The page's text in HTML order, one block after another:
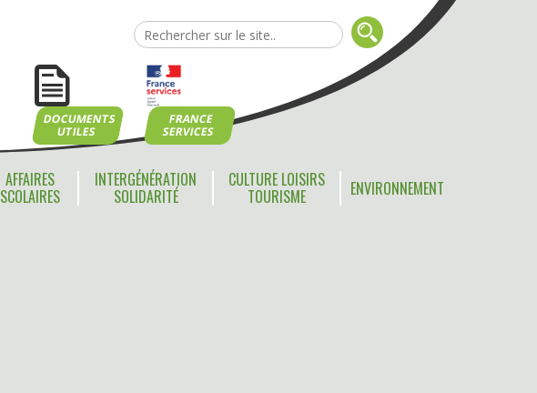
DOCUMENTS
UTILES
FRANCE
SERVICES
AFFAIRES
SCOLAIRES
INTERGÉNÉRATION
SOLIDARITÉ
CULTURE LOISIRS
TOURISME ENVIRONNEMENT